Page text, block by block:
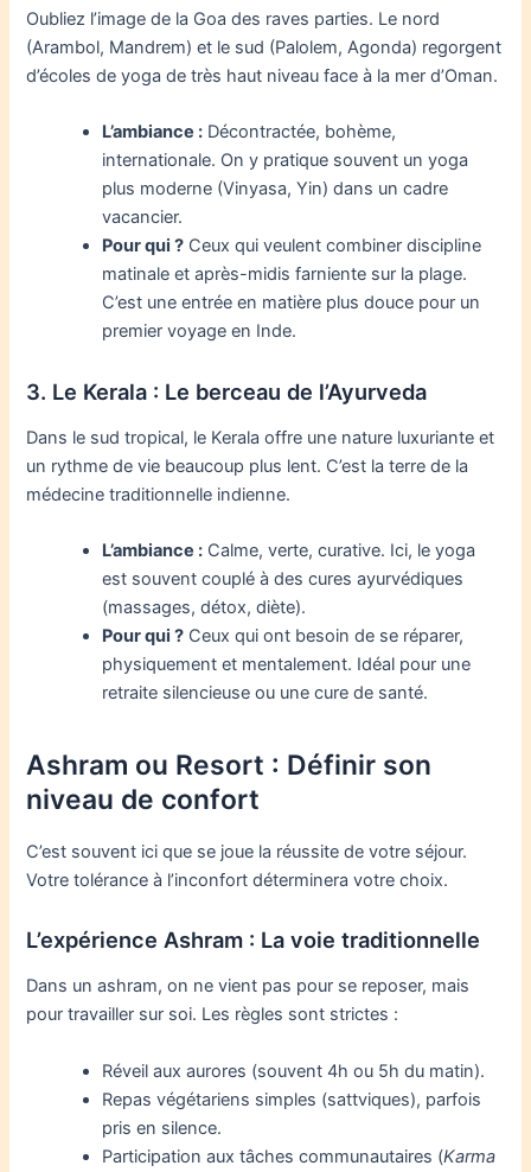
Oubliez l’image de la Goa des raves parties. Le nord
(Arambol, Mandrem) et le sud (Palolem, Agonda) regorgent
d’écoles de yoga de très haut niveau face à la mer d’Oman.
L’ambiance : Décontractée, bohème,
internationale. On y pratique souvent un yoga
plus moderne (Vinyasa, Yin) dans un cadre
vacancier.
Pour qui ? Ceux qui veulent combiner discipline
matinale et après-midis farniente sur la plage.
C’est une entrée en matière plus douce pour un
premier voyage en Inde.
3. Le Kerala : Le berceau de l’Ayurveda
Dans le sud tropical, le Kerala offre une nature luxuriante et
un rythme de vie beaucoup plus lent. C’est la terre de la
médecine traditionnelle indienne.
L’ambiance : Calme, verte, curative. Ici, le yoga
est souvent couplé à des cures ayurvédiques
(massages, détox, diète).
Pour qui ? Ceux qui ont besoin de se réparer,
physiquement et mentalement. Idéal pour une
retraite silencieuse ou une cure de santé.
Ashram ou Resort : Définir son
niveau de confort
C’est souvent ici que se joue la réussite de votre séjour.
Votre tolérance à l’inconfort déterminera votre choix.
L’expérience Ashram : La voie traditionnelle
Dans un ashram, on ne vient pas pour se reposer, mais
pour travailler sur soi. Les règles sont strictes :
Réveil aux aurores (souvent 4h ou 5h du matin).
Repas végétariens simples (sattviques), parfois
pris en silence.
Participation aux tâches communautaires (Karma